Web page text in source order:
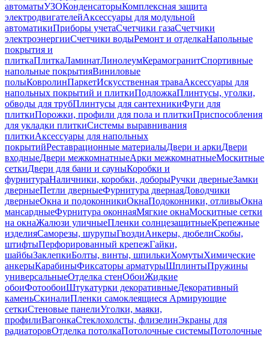
автоматыУЗОКонденсаторыКомплексная защита
электродвигателейАксессуары для модульной
автоматикиПриборы учетаСчетчики газаСчетчики
электроэнергииСчетчики водыРемонт и отделкаНапольные
покрытия и
плиткаПлиткаЛаминатЛинолеумКерамогранитСпортивные
напольные покрытияВиниловые
полыКовролинПаркетИскусственная траваАксессуары для
напольных покрытий и плиткиПодложкаПлинтусы, уголки,
обводы для трубПлинтусы для сантехникиФуги для
плиткиПорожки, профили для пола и плиткиПриспособления
для укладки плиткиСистемы выравнивания
плиткиАксессуары для напольных
покрытийРеставрационные материалыДвери и аркиДвери
входныеДвери межкомнатныеАрки межкомнатныеМоскитные
сеткиДвери для бани и сауныКоробки и
фурнитураНаличники, коробки, доборыРучки дверныеЗамки
дверныеПетли дверныеФурнитура двернаяДоводчики
дверныеОкна и подоконникиОкнаПодоконники, отливыОкна
мансардныеФурнитура оконнаяМягкие окнаМоскитные сетки
на окнаЖалюзи уличныеПленки солнцезащитныеКрепежные
изделияСаморезы, шурупыГвоздиАнкеры, дюбелиСкобы,
штифтыПерфорированный крепежГайки,
шайбыЗаклепкиБолты, винты, шпилькиХомутыХимические
анкерыКарабиныФиксаторы арматурыШплинтыПружины
универсальныеОтделка стенОбоиЖидкие
обоиФотообоиШтукатурки декоративныеДекоративный
каменьСкиналиПленки самоклеящиеся Армирующие
сеткиСтеновые панелиУголки, маяки,
профилиВагонкаСтеклохолсты, флизелинЭкраны для
радиаторовОтделка потолкаПотолочные системыПотолочные